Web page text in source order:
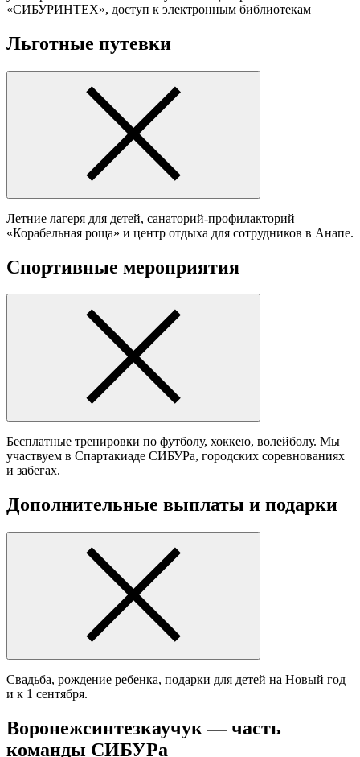
«СИБУРИНТЕХ», доступ к электронным библиотекам
Льготные путевки
Летние лагеря для детей, санаторий-профилакторий
«Корабельная роща» и центр отдыха для сотрудников в Анапе.
Спортивные мероприятия
Бесплатные тренировки по футболу, хоккею, волейболу. Мы
участвуем в Спартакиаде СИБУРа, городских соревнованиях
и забегах.
Дополнительные выплаты и подарки
Cвадьба, рождение ребенка, подарки для детей на Новый год
и к 1 сентября.
Воронежсинтезкаучук— часть
команды СИБУРа